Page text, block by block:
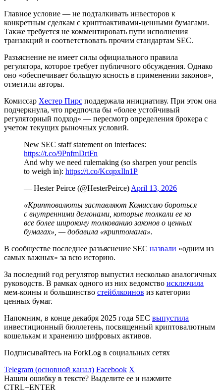
Главное условие — не подталкивать инвесторов к
конкретным сделкам с криптоактивами-ценными бумагами.
Также требуется не комментировать пути исполнения
транзакций и соответствовать прочим стандартам SEC.
Разъяснение не имеет силы официального правила
регулятора, которое требует публичного обсуждения. Однако
оно «обеспечивает большую ясность в применении законов»,
отметили авторы.
Комиссар Хестер Пирс поддержала инициативу. При этом она
подчеркнула, что предпочла бы «более устойчивый
регуляторный подход» — пересмотр определения брокера с
учетом текущих рыночных условий.
New SEC staff statement on interfaces:
https://t.co/9PnfmDrtFn
And why we need rulemaking (so sharpen your pencils
to weigh in): https://t.co/KcqpxIln1P
— Hester Peirce (@HesterPeirce) April 13, 2026
«Криптовалюты заставляют Комиссию бороться
с внутренними демонами, которые толкали ее ко
все более широкому толкованию законов о ценных
бумагах», — добавила «криптомама».
В сообществе последнее разъяснение SEC назвали «одним из
самых важных» за всю историю.
За последний год регулятор выпустил несколько аналогичных
руководств. В рамках одного из них ведомство исключила
мем-коины и большинство стейблкоинов из категории
ценных бумаг.
Напомним, в конце декабря 2025 года SEC выпустила
инвестиционный бюллетень, посвященный криптовалютным
кошелькам и хранению цифровых активов.
Подписывайтесь на ForkLog в социальных сетях
Telegram (основной канал) Facebook X
Нашли ошибку в тексте? Выделите ее и нажмите
CTRL+ENTER